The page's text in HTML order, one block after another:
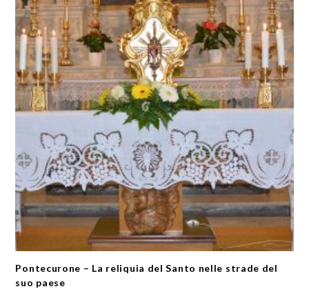
Pontecurone – La reliquia del Santo nelle strade del
suo paese